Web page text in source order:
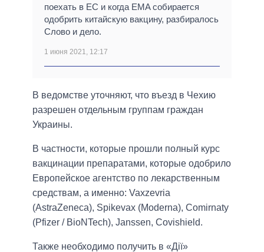
поехать в ЕС и когда EMA собирается
одобрить китайскую вакцину, разбиралось
Слово и дело.
1 июня 2021, 12:17
В ведомстве уточняют, что въезд в Чехию
разрешен отдельным группам граждан
Украины.
В частности, которые прошли полный курс
вакцинации препаратами, которые одобрило
Европейское агентство по лекарственным
средствам, а именно: Vaxzevria
(AstraZeneca), Spikevax (Moderna), Comirnaty
(Pfizer / BioNTech), Janssen, Covishield.
Также необходимо получить в «Дії»